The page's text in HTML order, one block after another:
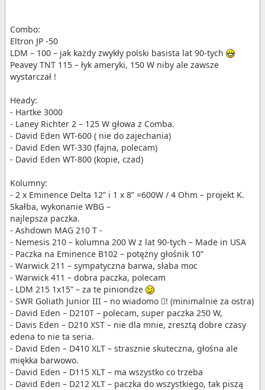
Combo:
Eltron JP -50
LDM – 100 – jak każdy zwykły polski basista lat 90-tych
Peavey TNT 115 – łyk ameryki, 150 W niby ale zawsze
wystarczał !
Heady:
- Hartke 3000
- Laney Richter 2 – 125 W głowa z Comba.
- David Eden WT-600 ( nie do zajechania)
- David Eden WT-330 (fajna, polecam)
- David Eden WT-800 (kopie, czad)
Kolumny:
- 2 x Eminence Delta 12” i 1 x 8” =600W / 4 Ohm – projekt K.
Skałba, wykonanie WBG –
najlepsza paczka.
- Ashdown MAG 210 T -
- Nemesis 210 – kolumna 200 W z lat 90-tych – Made in USA
- Paczka na Eminence B102 – potężny głośnik 10”
- Warwick 211 – sympatyczna barwa, słaba moc
- Warwick 411 – dobra paczka, polecam
- LDM 215 1x15” – za te piniondze
- SWR Goliath Junior III – no wiadomo ! (minimalnie za ostra)
- David Eden – D210T – polecam, super paczka 250 W,
- Davis Eden – D210 XST – nie dla mnie, zresztą dobre czasy
edena to nie ta seria.
- David Eden – D410 XLT – strasznie skuteczna, głośna ale
miękka barwowo.
- David Eden – D115 XLT – ma wszystko co trzeba
- David Eden – D212 XLT – paczka do wszystkiego, tak piszą